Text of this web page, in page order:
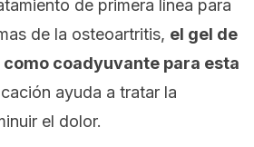
de primera línea para
de la osteoartritis, el gel de
coadyuvante para esta
ayuda a tratar la
el dolor.